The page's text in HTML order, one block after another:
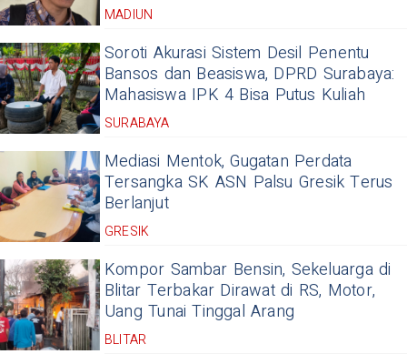
MADIUN
Soroti Akurasi Sistem Desil Penentu
Bansos dan Beasiswa, DPRD Surabaya:
Mahasiswa IPK 4 Bisa Putus Kuliah
SURABAYA
Mediasi Mentok, Gugatan Perdata
Tersangka SK ASN Palsu Gresik Terus
Berlanjut
GRESIK
Kompor Sambar Bensin, Sekeluarga di
Blitar Terbakar Dirawat di RS, Motor,
Uang Tunai Tinggal Arang
BLITAR